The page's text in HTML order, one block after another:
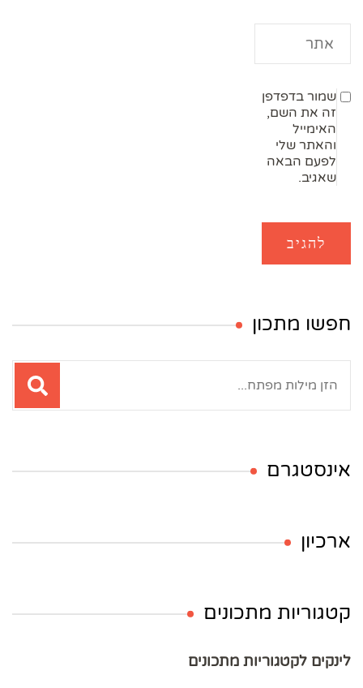
שמור בדפדפן
זה את השם,
האימייל
והאתר שלי
לפעם הבאה
שאגיב.
חפשו מתכון
אינסטגרם
ארכיון
קטגוריות מתכונים
לינקים לקטגוריות מתכונים